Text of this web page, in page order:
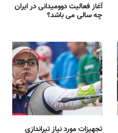
آغاز فعالیت دوومیدانی در ایران
چه سالی می باشد؟
تجهیزات مورد نیاز تیراندازی